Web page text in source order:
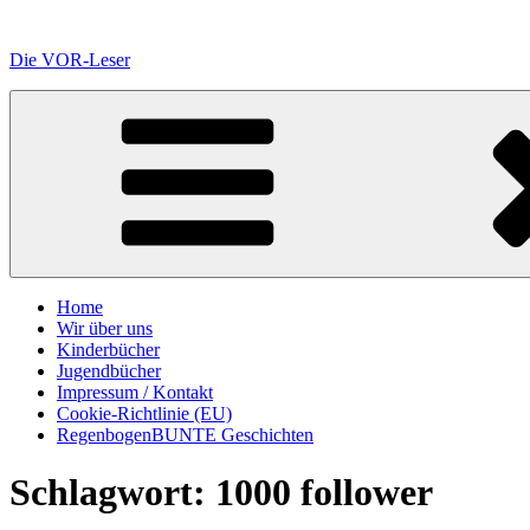
springen
Die VOR-Leser
Home
Wir über uns
Kinderbücher
Jugendbücher
Impressum / Kontakt
Cookie-Richtlinie (EU)
RegenbogenBUNTE Geschichten
Schlagwort: 1000 follower